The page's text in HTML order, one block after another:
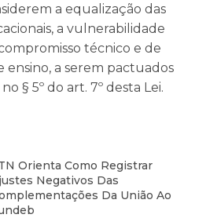
a equalização das
a vulnerabilidade
técnico e de
ensino, a serem pactuados
§ 5º do art. 7º desta Lei.
Orienta Como Registrar
Negativos Das
Da União Ao